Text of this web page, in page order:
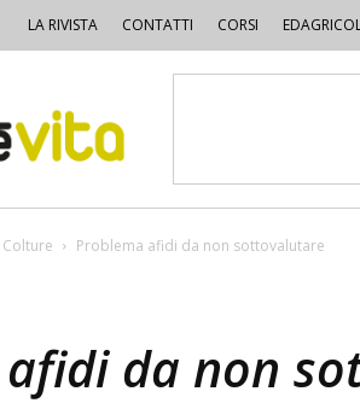
LA RIVISTA CONTATTI CORSI
Colture Problema afidi da non sottovalutare
da non